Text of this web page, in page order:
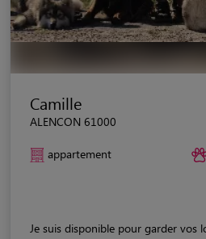
Camille
ALENCON 61000
appartement
Je suis disponible pour garder vos